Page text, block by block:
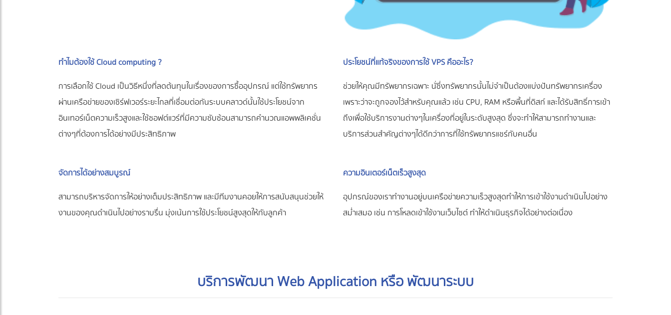
ทำไมต้องใช้ Cloud computing ?
การเลือกใช้ Cloud เป็นวิธีหนึ่งที่ลดต้นทุนในเรื่องของการซื้ออุปกรณ์ แต่ใช้ทรัพยากร
ผ่านเครือข่ายของเซิร์ฟเวอร์ระยะไกลที่เชื่อมต่อกันระบบคลาวด์นั้นใช้ประโยชน์จาก
อินเทอร์เน็ตความเร็วสูงและใช้ซอฟต์แวร์ที่มีความซับซ้อนสามารถคำนวณแอพพลิเคชั่น
ต่างๆที่ต้องการได้อย่างมีประสิทธิภาพ
ประโยชน์ที่แท้จริงของการใช้ VPS คืออะไร?
ช่วยให้คุณมีทรัพยากรเฉพาะ นั่ซึ่งทรัพยากรนั้นไม่จำเป็นต้องแบ่งปันทรัพยากรเครื่อง
เพราะว่าจะถูกจองไว้สำหรับคุณแล้ว เช่น CPU, RAM หรือพื้นที่ดิสก์ และได้รับสิทธิ์การเข้า
ถึงเพื่อใช้บริการงานต่างๆในเครื่องที่อยู่ในระดับสูงสุด ซึ่งจะทำให้สามารถทำงานและ
บริการส่วนสำคัญต่างๆได้ดีกว่าการที่ใช้ทรัพยากรแชร์กับคนอื่น
จัดการได้อย่างสมบูรณ์
สามารถบริหารจัดการให้อย่างเต็มประสิทธิภาพ และมีทีมงานคอยให้การสนับสนุนช่วยให้
งานของคุณดำเนินไปอย่างราบรื่น มุ่งเน้นการใช้ประโยชน์สูงสุดให้กับลูกค้า
ความอินเตอร์เน็ตเร็วสูงสุด
อุปกรณ์ของเราทำงานอยู่บนเครือข่ายความเร็วสูงสุดทำให้การเข้าใช้งานดำเนินไปอย่าง
สม่ำเสมอ เช่น การโหลดเข้าใช้งานเว็บไซต์ ทำให้ดำเนินธุรกิจได้อย่างต่อเนื่อง
บริการพัฒนา Web Application หรือ พัฒนาระบบ